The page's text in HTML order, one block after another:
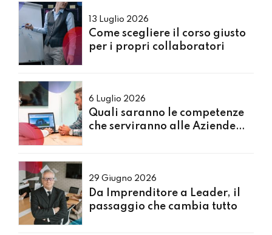
13 Luglio 2026
Come scegliere il corso giusto
per i propri collaboratori
6 Luglio 2026
Quali saranno le competenze
che serviranno alle Aziende
29 Giugno 2026
Da Imprenditore a Leader, il
passaggio che cambia tutto